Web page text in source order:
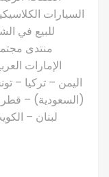
السيارات
للبيع في
منتدى
الإمارات
اليمن – تركيا –
(السعودية) –
لبنان –